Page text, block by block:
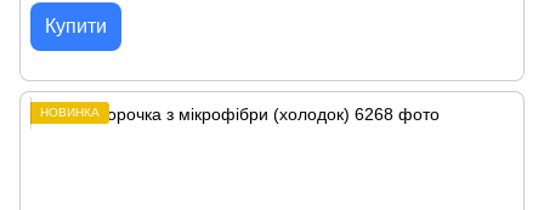
Купити
НОВИНКА